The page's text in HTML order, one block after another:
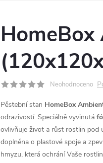
Neohodnoceno
Pěstební stan HomeBox
odrazivostí. Speciálně vyvinutá
ovlivňuje život a růst rostlin pod
doplněna o plastové spoje a
hmyzu, která ochrání Vaše